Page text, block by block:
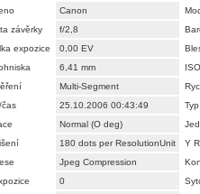
Canon
závěrky
f/2,8
expozice
0,00 EV
6,41 mm
ISO
Multi-Segment
čas
25.10.2006 00:43:49
Normal (O deg)
180 dots per ResolutionUnit
Y
Jpeg Compression
0